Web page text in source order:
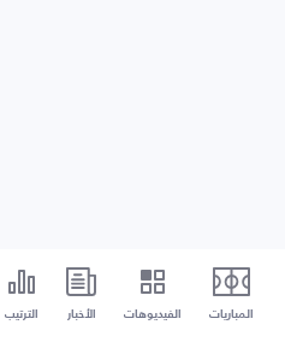
المباريات الفيديوهات الأخبار الترتيب